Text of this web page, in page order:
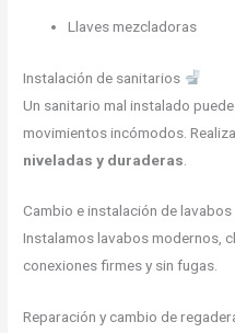
Llaves mezcladoras
Instalación de sanitarios
Un sanitario mal instalado
movimientos incómodos.
niveladas y duraderas
Cambio e instalación de lavabos
Instalamos lavabos modernos,
conexiones firmes y sin fugas.
Reparación y cambio de